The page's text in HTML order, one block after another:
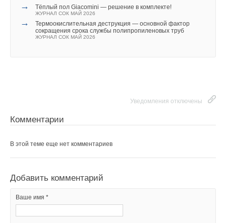
→ Тёплый пол Giacomini — решение в комплекте!
ЖУРНАЛ СОК МАЙ 2026
→
Термоокислительная деструкция — основной фактор
сокращения срока службы полипропиленовых труб
ЖУРНАЛ СОК МАЙ 2026
Уведомления отключены
Комментарии
В этой теме еще нет комментариев
Добавить комментарий
Ваше имя *